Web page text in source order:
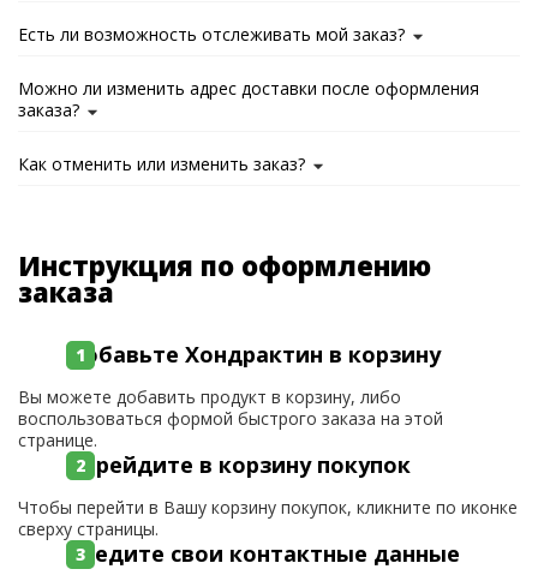
Есть ли возможность отслеживать мой заказ?
Можно ли изменить адрес доставки после оформления
заказа?
Как отменить или изменить заказ?
Инструкция по оформлению
заказа
Добавьте Хондрактин в корзину
Вы можете добавить продукт в корзину, либо
воспользоваться формой быстрого заказа на этой
странице.
Перейдите в корзину покупок
Чтобы перейти в Вашу корзину покупок, кликните по иконке
сверху страницы.
Введите свои контактные данные